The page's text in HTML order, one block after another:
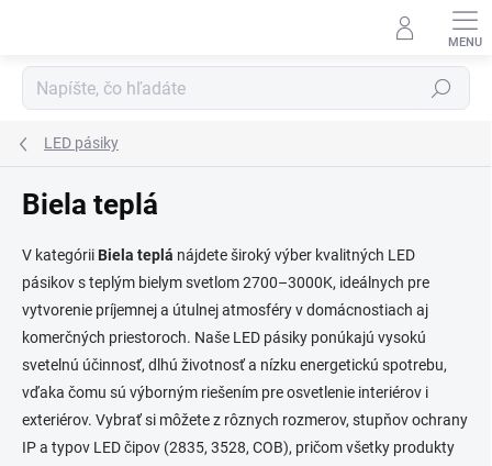
Hľadať
LED pásiky
Biela teplá
V kategóriiBiela teplá nájdete široký výber kvalitných LED
pásikov s teplým bielym svetlom 2700–3000K, ideálnych pre
vytvorenie príjemnej a útulnej atmosféry v domácnostiach aj
komerčných priestoroch. Naše LED pásiky ponúkajú vysokú
svetelnú účinnosť, dlhú životnosť a nízku energetickú spotrebu,
vďaka čomu sú výborným riešením pre osvetlenie interiérov i
exteriérov. Vybrať si môžete z rôznych rozmerov, stupňov ochrany
IP a typov LED čipov (2835, 3528, COB), pričom všetky produkty